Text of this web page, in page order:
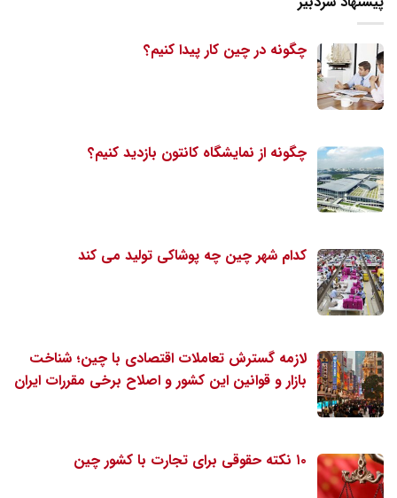
چگونه در چین کار پیدا کنیم؟
چگونه از نمایشگاه کانتون بازدید کنیم؟
کدام شهر چین چه پوشاکی تولید می کند
لازمه گسترش تعاملات اقتصادی با چین؛ شناخت
بازار و قوانین این کشور و اصلاح برخی مقررات ایران
۱۰ نکته حقوقی برای تجارت با کشور چین